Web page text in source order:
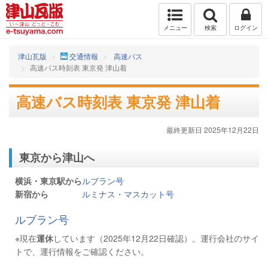
メニュー 検索 ログイン
津山瓦版 交通情報
高速バス
高速バス時刻表 東京発 津山着
高速バス時刻表 東京発 津山着
最終更新日 2025年12月22日
東京から津山へ
横浜・東京駅からルブラン号
新宿から
ルミナス・マスカット号
ルブラン号
※現在運休しています（2025年12月22日確認）。運行会社のサイ
トで、運行情報をご確認ください。